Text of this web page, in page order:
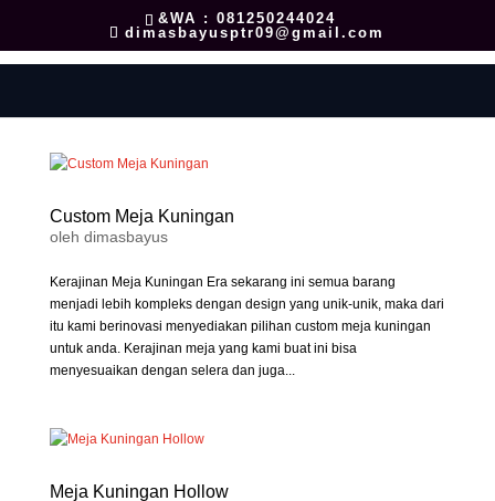
&WA : 081250244024
dimasbayusptr09@gmail.com
Custom Meja Kuningan
oleh dimasbayus
Kerajinan Meja Kuningan Era sekarang ini semua barang
menjadi lebih kompleks dengan design yang unik-unik, maka dari
itu kami berinovasi menyediakan pilihan custom meja kuningan
untuk anda. Kerajinan meja yang kami buat ini bisa
menyesuaikan dengan selera dan juga...
Meja Kuningan Hollow